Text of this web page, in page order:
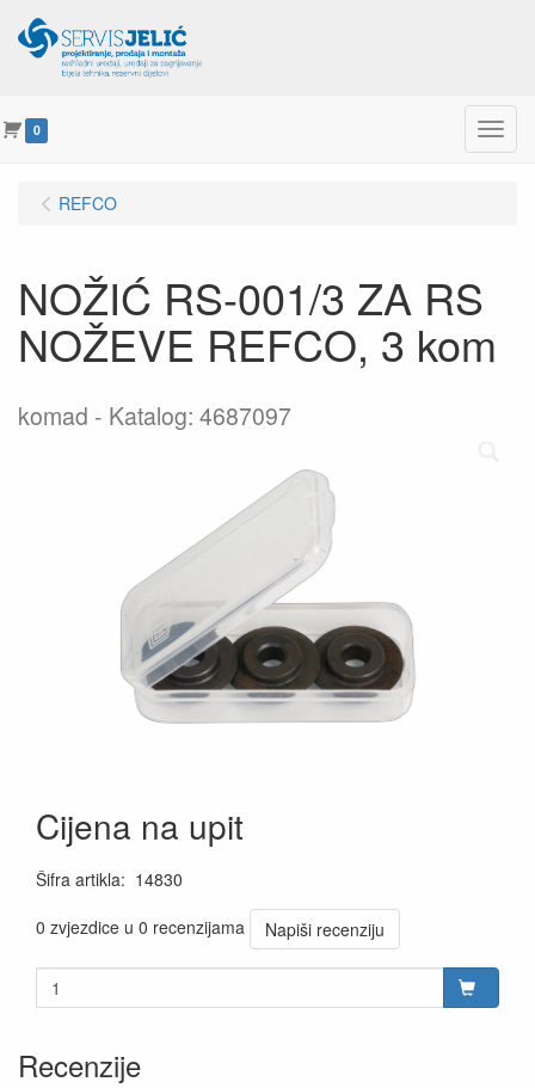
0 Menu
REFCO
NOŽIĆ RS-001/3 ZA RS
NOŽEVE REFCO, 3 kom
komad Katalog: 4687097
Cijena na upit
Šifra artikla: 14830
0 zvjezdice u 0 recenzijama
Napiši recenziju
Recenzije